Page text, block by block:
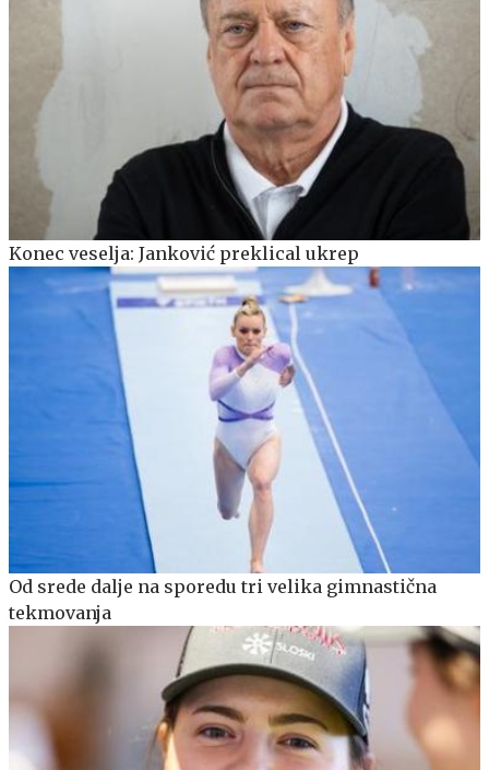
Konec veselja: Janković preklical ukrep
Od srede dalje na sporedu tri velika gimnastična
tekmovanja